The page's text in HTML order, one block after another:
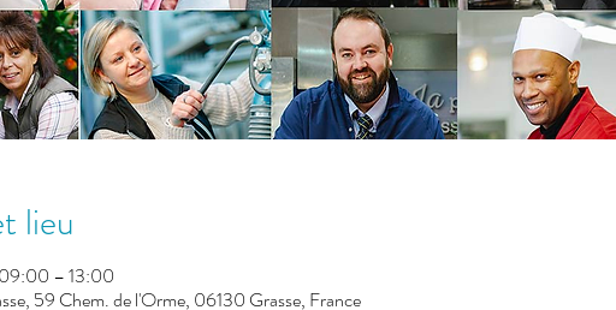
lieu
– 13:00
59 Chem. de l'Orme, 06130 Grasse, France